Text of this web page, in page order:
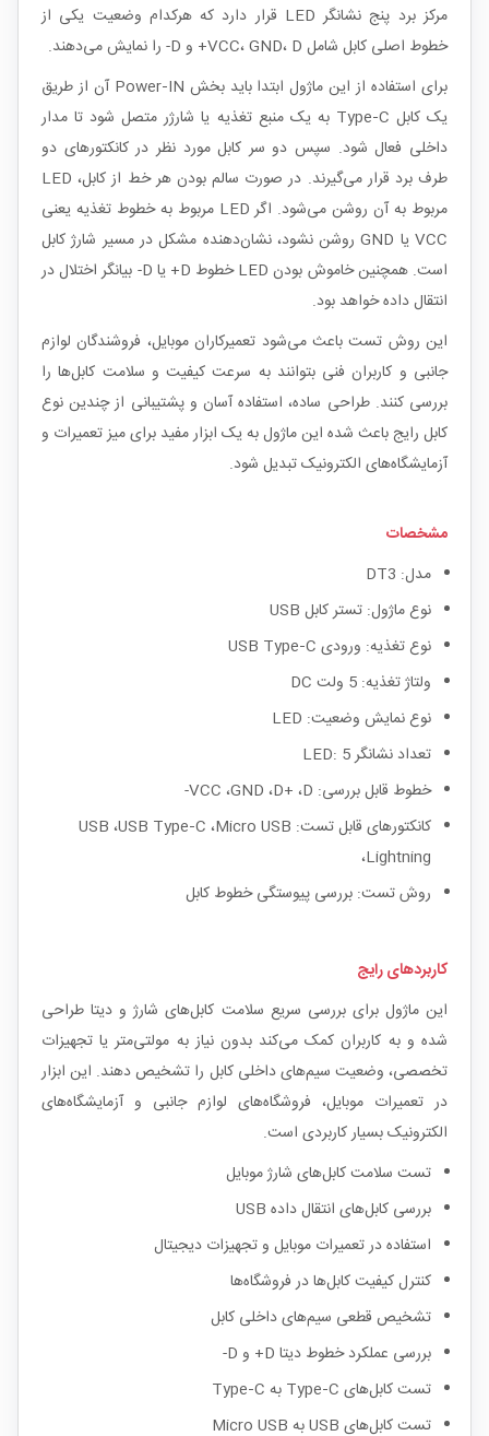
مرکز برد پنج نشانگر LED قرار دارد که هرکدام وضعیت یکی از
خطوط اصلی کابل شامل VCC، GND، D+ و D- را نمایش می‌دهند.
برای استفاده از این ماژول ابتدا باید بخش Power‑IN آن از طریق
یک کابل Type‑C به یک منبع تغذیه یا شارژر متصل شود تا مدار
داخلی فعال شود. سپس دو سر کابل مورد نظر در کانکتورهای دو
طرف برد قرار می‌گیرند. در صورت سالم بودن هر خط از کابل، LED
مربوط به آن روشن می‌شود. اگر LED مربوط به خطوط تغذیه یعنی
VCC یا GND روشن نشود، نشان‌دهنده مشکل در مسیر شارژ کابل
است. همچنین خاموش بودن LED خطوط D+ یا D- بیانگر اختلال در
انتقال داده خواهد بود.
این روش تست باعث می‌شود تعمیرکاران موبایل، فروشندگان لوازم
جانبی و کاربران فنی بتوانند به سرعت کیفیت و سلامت کابل‌ها را
بررسی کنند. طراحی ساده، استفاده آسان و پشتیبانی از چندین نوع
کابل رایج باعث شده این ماژول به یک ابزار مفید برای میز تعمیرات و
آزمایشگاه‌های الکترونیک تبدیل شود.
مشخصات
مدل: DT3
نوع ماژول: تستر کابل USB
نوع تغذیه: ورودی USB Type‑C
ولتاژ تغذیه: 5 ولت DC
نوع نمایش وضعیت: LED
تعداد نشانگر LED: 5
خطوط قابل بررسی: VCC ،GND ،D+ ،D-
کانکتورهای قابل تست: USB ،USB Type‑C ،Micro USB
،Lightning
روش تست: بررسی پیوستگی خطوط کابل
کاربردهای رایج
این ماژول برای بررسی سریع سلامت کابل‌های شارژ و دیتا طراحی
شده و به کاربران کمک می‌کند بدون نیاز به مولتی‌متر یا تجهیزات
تخصصی، وضعیت سیم‌های داخلی کابل را تشخیص دهند. این ابزار
در تعمیرات موبایل، فروشگاه‌های لوازم جانبی و آزمایشگاه‌های
الکترونیک بسیار کاربردی است.
تست سلامت کابل‌های شارژ موبایل
بررسی کابل‌های انتقال داده USB
استفاده در تعمیرات موبایل و تجهیزات دیجیتال
کنترل کیفیت کابل‌ها در فروشگاه‌ها
تشخیص قطعی سیم‌های داخلی کابل
بررسی عملکرد خطوط دیتا D+ و D-
تست کابل‌های Type‑C به Type‑C
تست کابل‌های USB به Micro USB